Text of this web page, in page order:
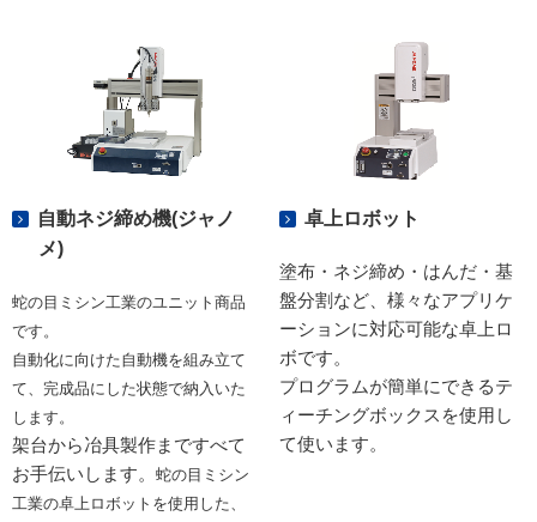
自動ネジ締め機(ジャノ
メ)
蛇の目ミシン工業のユニット商品
です。
自動化に向けた自動機を組み立て
て、完成品にした状態で納入いた
します。
架台から冶具製作まですべて
お手伝いします。 蛇の目ミシン
工業の卓上ロボットを使用した、
卓上ロボット
塗布・ネジ締め・はんだ・基
盤分割など、様々なアプリケ
ーションに対応可能な卓上ロ
ボです。
プログラムが簡単にできるテ
ィーチングボックスを使用し
て使います。